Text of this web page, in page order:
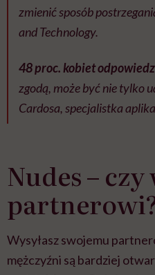
zmienić sposób
and Technology.
48 proc. kobiet
zgodą, może być nie tylko
Cardosa, specjalistka
Nudes –
Wysyłasz swojemu
mężczyźni są bardziej